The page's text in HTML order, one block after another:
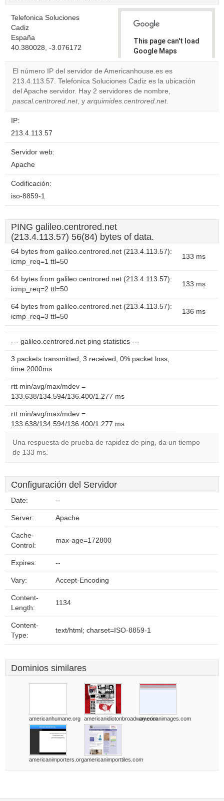
Telefonica Soluciones
Cadiz
España
40.380028, -3.076172
This page can't load
Google Maps
correctly.
Do you
own this
website?
El número IP del servidor de Americanhouse.es es
213.4.113.57. Telefonica Soluciones Cadiz es la ubicación
del Apache servidor. Hay 2 servidores de nombre,
pascal.centrored.net, y arquimides.centrored.net.
IP:
213.4.113.57
Servidor web:
Apache
Codificación:
iso-8859-1
PING galileo.centrored.net
(213.4.113.57) 56(84) bytes of data.
64 bytes from galileo.centrored.net (213.4.113.57):
icmp_req=1 ttl=50
133 ms
64 bytes from galileo.centrored.net (213.4.113.57):
icmp_req=2 ttl=50
133 ms
64 bytes from galileo.centrored.net (213.4.113.57):
icmp_req=3 ttl=50
136 ms
--- galileo.centrored.net ping statistics ---
3 packets transmitted, 3 received, 0% packet loss,
time 2000ms
rtt min/avg/max/mdev =
133.638/134.594/136.400/1.277 ms
rtt min/avg/max/mdev =
133.638/134.594/136.400/1.277 ms
Una respuesta de prueba de rapidez de ping, da un tiempo
de 133 ms.
Configuración del Servidor
Date: --
Server: Apache
Cache-
Control:
max-age=172800
Expires: --
Vary: Accept-Encoding
Content-
Length:
1134
Content-
Type:
text/html; charset=ISO-8859-1
Dominios similares
americanhumane.org americanidiotonbroadway.comamericanimages.com
americanimporters.orgamericanimporttiles.com